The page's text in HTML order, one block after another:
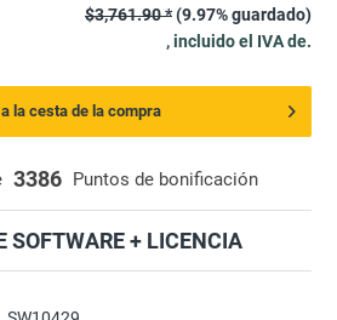
3386 Puntos de bonificación
SOFTWARE + LICENCIA
$3,761.90 *(9.97% guardado)
, incluido el IVA de.
la cesta de la compra